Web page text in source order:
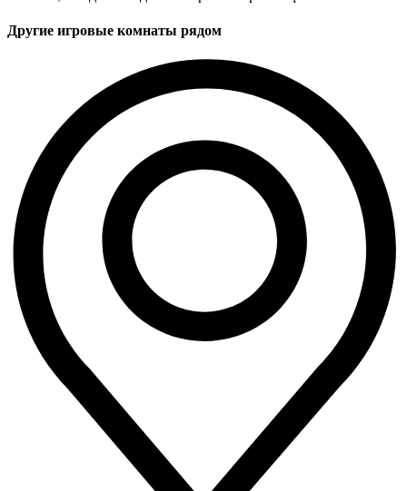
Другие игровые комнаты рядом